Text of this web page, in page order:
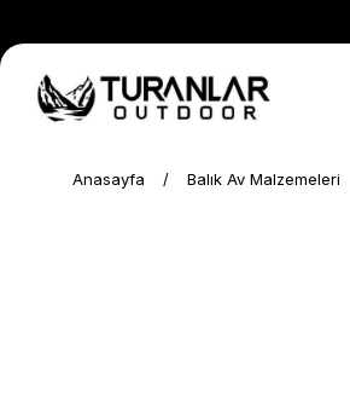
Anasayfa Balık Av Malzemeleri